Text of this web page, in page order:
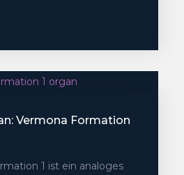
Vermona Formation
1 ist ein analoges